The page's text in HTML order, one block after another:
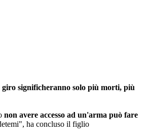
significheranno solo più morti, più
non avere accesso ad un'arma può fare
ha concluso il figlio